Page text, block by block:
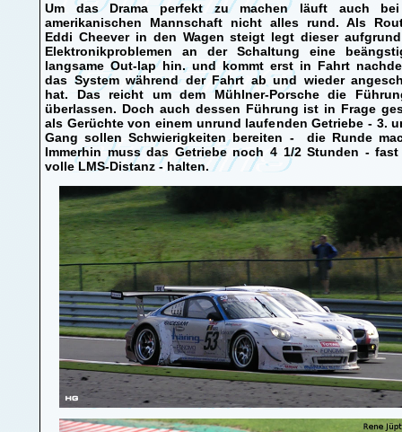
Um das Drama perfekt zu machen läuft auch
amerikanischen Mannschaft nicht alles rund. Als
Eddi Cheever in den Wagen steigt legt dieser
Elektronikproblemen an der Schaltung eine
langsame Out-lap hin. und kommt erst in Fahrt
das System während der Fahrt ab und wieder
hat. Das reicht um dem Mühlner-Porsche die
überlassen. Doch auch dessen Führung ist in Frage
als Gerüchte von einem unrund laufenden Getriebe - 3.
Gang sollen Schwierigkeiten bereiten - die Runde
Immerhin muss das Getriebe noch 4 1/2 Stunden - fast
volle LMS-Distanz - halten.